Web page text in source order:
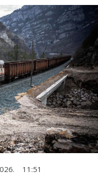
11:51